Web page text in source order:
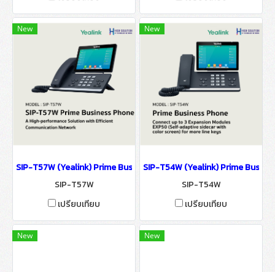
New
SIP-T57W (Yealink) Prime Business Phone IP Phone IP-PBX
SIP-T57W
เปรียบเทียบ
New
SIP-T54W (Yealink) Prime
SIP-T54W
เปรียบเทียบ
New New